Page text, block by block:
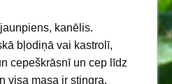
kanēlis.
bļodiņā vai kastrolī,
cepeškrāsnī un cep līdz
visa masa ir stingra.